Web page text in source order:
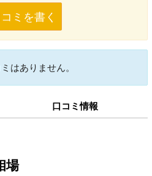
ミを書く
はありません。
口コミ情報
場